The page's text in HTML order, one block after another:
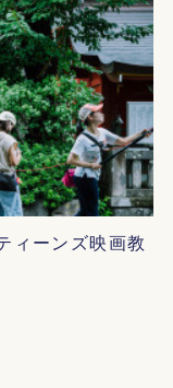
ィーンズ映画教